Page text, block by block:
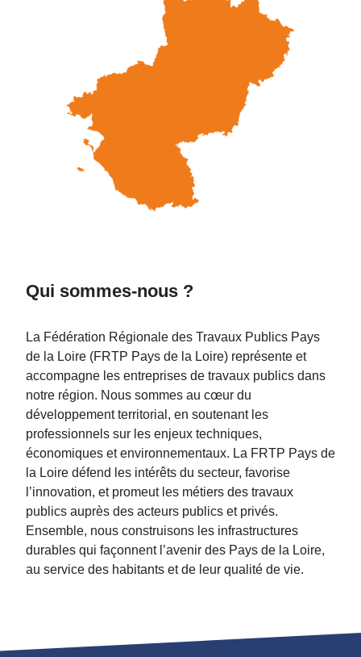
Qui sommes-nous ?
La Fédération Régionale des Travaux Publics Pays
de la Loire (FRTP Pays de la Loire) représente et
accompagne les entreprises de travaux publics dans
notre région. Nous sommes au cœur du
développement territorial, en soutenant les
professionnels sur les enjeux techniques,
économiques et environnementaux. La FRTP Pays de
la Loire défend les intérêts du secteur, favorise
l’innovation, et promeut les métiers des travaux
publics auprès des acteurs publics et privés.
Ensemble, nous construisons les infrastructures
durables qui façonnent l’avenir des Pays de la Loire,
au service des habitants et de leur qualité de vie.